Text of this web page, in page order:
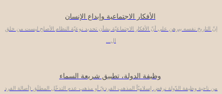
الأفكار الاجتماعية وإبداع الإنسان
إنّ التاريخ نفسه يبرهن على أنّ الأفكار الاجتماعيّة بشأن تحديد نوعيّة النظام الأصلح ليست من خلق
ال...
وظيفة الدولة، تطبيق شريعة السماء
من ناحية وظيفة الدّولة نرفض إسلاميّاً المذهب الفرديّ أو مذهب عدم التدخّل المطلَق (أصالة الفرد